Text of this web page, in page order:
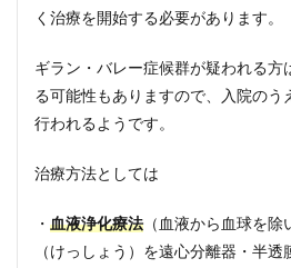
く治療を開始する必要があります。
ギラン・バレー症候群が疑われる方
る可能性もありますので、入院のう
行われるようです。
治療方法としては
・ 血液浄化療法 （血液から血球を
（けっしょう）を遠心分離器・半透